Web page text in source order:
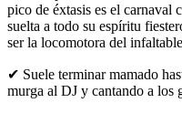
pico de éxtasis es el carnaval
suelta a todo su espíritu
ser la locomotora del
✔ Suele terminar mamado
murga al DJ y cantando a los